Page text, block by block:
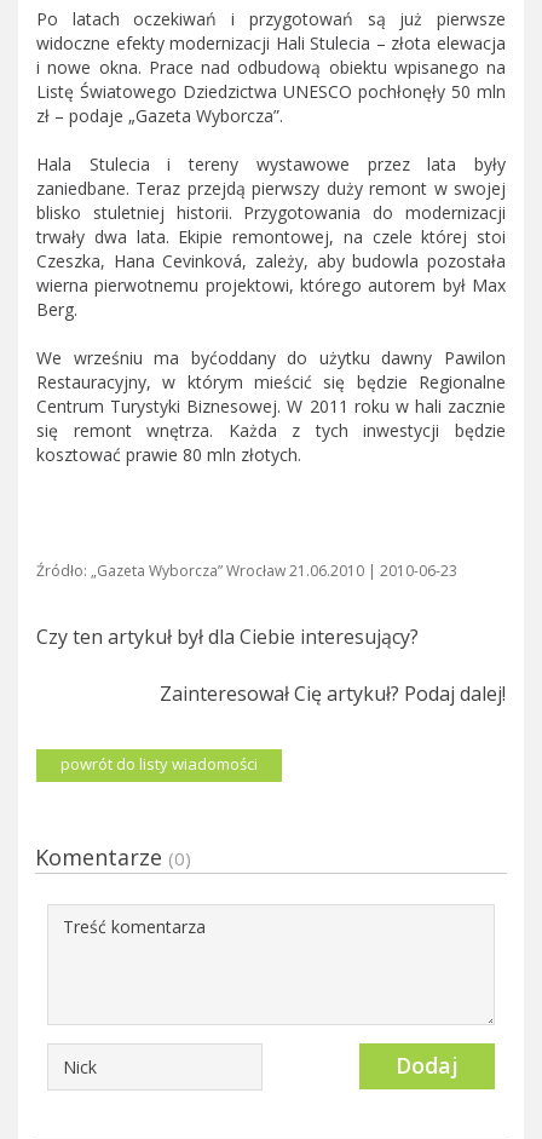
Po latach oczekiwań i przygotowań są już pierwsze
widoczne efekty modernizacji Hali Stulecia – złota elewacja
i nowe okna. Prace nad odbudową obiektu wpisanego na
Listę Światowego Dziedzictwa UNESCO pochłonęły 50 mln
zł – podaje „Gazeta Wyborcza”.
Hala Stulecia i tereny wystawowe przez lata były
zaniedbane. Teraz przejdą pierwszy duży remont w swojej
blisko stuletniej historii. Przygotowania do modernizacji
trwały dwa lata. Ekipie remontowej, na czele której stoi
Czeszka, Hana Cevinková, zależy, aby budowla pozostała
wierna pierwotnemu projektowi, którego autorem był Max
Berg.
We wrześniu ma byćoddany do użytku dawny Pawilon
Restauracyjny, w którym mieścić się będzie Regionalne
Centrum Turystyki Biznesowej. W 2011 roku w hali zacznie
się remont wnętrza. Każda z tych inwestycji będzie
kosztować prawie 80 mln złotych.
Źródło: „Gazeta Wyborcza” Wrocław 21.06.2010 | 2010-06-23
Czy ten artykuł był dla Ciebie interesujący?
Zainteresował Cię artykuł? Podaj dalej!
powrót do listy wiadomości
Komentarze (0)
Dodaj